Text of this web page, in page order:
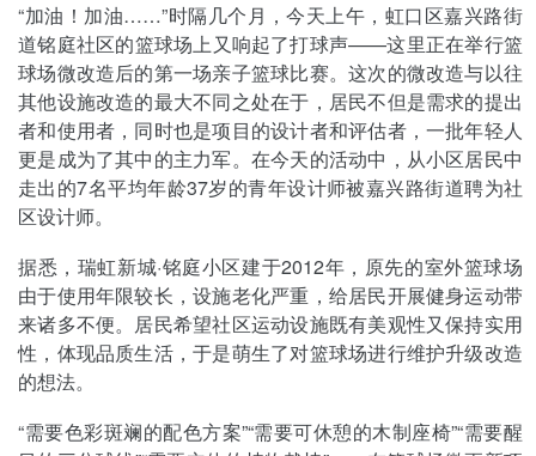
“加油！加油……”时隔几个月，今天上午，虹口区嘉兴路街
道铭庭社区的篮球场上又响起了打球声——这里正在举行篮
球场微改造后的第一场亲子篮球比赛。这次的微改造与以往
其他设施改造的最大不同之处在于，居民不但是需求的提出
者和使用者，同时也是项目的设计者和评估者，一批年轻人
更是成为了其中的主力军。在今天的活动中，从小区居民中
走出的7名平均年龄37岁的青年设计师被嘉兴路街道聘为社
区设计师。
据悉，瑞虹新城·铭庭小区建于2012年，原先的室外篮球场
由于使用年限较长，设施老化严重，给居民开展健身运动带
来诸多不便。居民希望社区运动设施既有美观性又保持实用
性，体现品质生活，于是萌生了对篮球场进行维护升级改造
的想法。
“需要色彩斑斓的配色方案”“需要可休憩的木制座椅”“需要醒